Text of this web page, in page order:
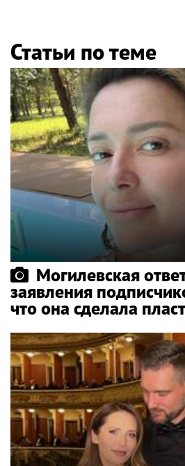
Статьи по теме
Могилевская
заявления
что она сделала